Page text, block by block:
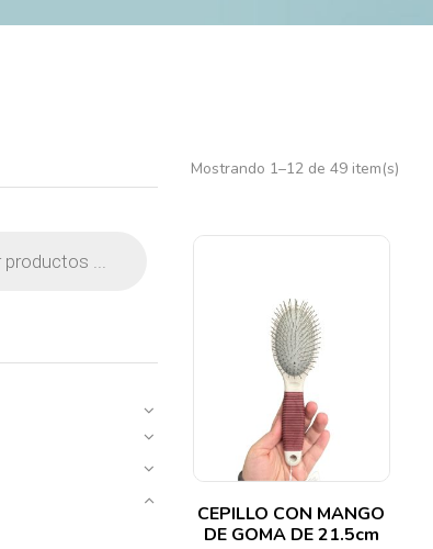
Mostrando 1–12 de 49 item(s)
CEPILLO CON MANGO
DE GOMA DE 21.5cm